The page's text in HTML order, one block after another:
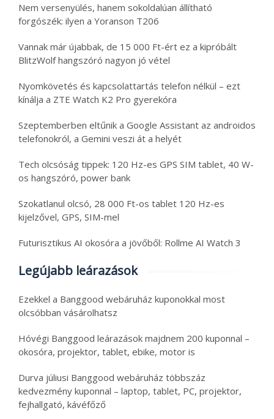
Nem versenyülés, hanem sokoldalúan állítható
forgószék: ilyen a Yoranson T206
Vannak már újabbak, de 15 000 Ft-ért ez a kipróbált
BlitzWolf hangszóró nagyon jó vétel
Nyomkövetés és kapcsolattartás telefon nélkül – ezt
kínálja a ZTE Watch K2 Pro gyerekóra
Szeptemberben eltűnik a Google Assistant az androidos
telefonokról, a Gemini veszi át a helyét
Tech olcsóság tippek: 120 Hz-es GPS SIM tablet, 40 W-
os hangszóró, power bank
Szokatlanul olcsó, 28 000 Ft-os tablet 120 Hz-es
kijelzővel, GPS, SIM-mel
Futurisztikus AI okosóra a jövőből: Rollme AI Watch 3
Legújabb leárazások
Ezekkel a Banggood webáruház kuponokkal most
olcsóbban vásárolhatsz
Hóvégi Banggood leárazások majdnem 200 kuponnal –
okosóra, projektor, tablet, ebike, motor is
Durva júliusi Banggood webáruház többszáz
kedvezmény kuponnal – laptop, tablet, PC, projektor,
fejhallgató, kávéfőző